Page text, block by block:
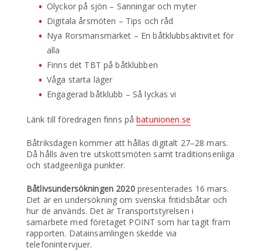
Olyckor på sjön – Sanningar och myter
Digitala årsmöten – Tips och råd
Nya Rorsmansmärket – En båtklubbsaktivitet för
alla
Finns det TBT på båtklubben
Våga starta läger
Engagerad båtklubb – Så lyckas vi
Länk till föredragen finns påbatunionen.se
Båtriksdagen kommer att hållas digitalt 27–28 mars.
Då hålls även tre utskottsmöten samt traditionsenliga
och stadgeenliga punkter.
Båtlivsundersökningen 2020presenterades 16 mars.
Det är en undersökning om svenska fritidsbåtar och
hur de används. Det är Transportstyrelsen i
samarbete med företaget POINT som har tagit fram
rapporten. Datainsamlingen skedde via
telefonintervjuer.